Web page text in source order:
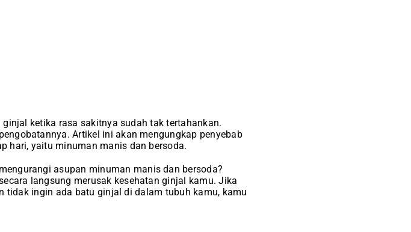
ketika rasa sakitnya sudah tak tertahankan.
Artikel ini akan mengungkap penyebab
hari, yaitu minuman manis dan bersoda.
asupan minuman manis dan bersoda?
langsung merusak kesehatan ginjal kamu. Jika
tidak ingin ada batu ginjal di dalam tubuh kamu, kamu